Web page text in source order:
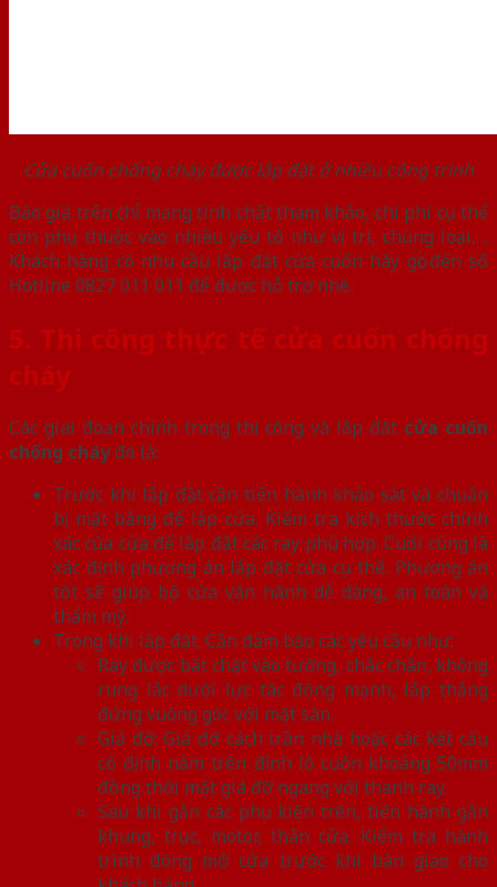
Cửa cuốn chống cháy được lắp đặt ở nhiều công trình
Báo giá trên chỉ mang tính chất tham khảo, chi phí cụ thể
còn phụ thuộc vào nhiều yếu tố như vị trí, chủng loại,…
Khách hàng có nhu cầu lắp đặt cửa cuốn hãy gọi đến số
Hotline 0827 011 011 để được hỗ trợ nhé.
5. Thi công thực tế cửa cuốn chống
cháy
Các giai đoạn chính trong thi công và lắp đặt cửa cuốn
chống cháyđó là:
Trước khi lắp đặt cần tiến hành khảo sát và chuẩn
bị mặt bằng để lắp cửa. Kiểm tra kích thước chính
xác của cửa để lắp đặt các ray phù hợp. Cuối cùng là
xác định phương án lắp đặt cửa cụ thể. Phương án
tốt sẽ giúp bộ cửa vận hành dễ dàng, an toàn và
thẩm mỹ.
Trong khi lắp đặt: Cần đảm bảo các yêu cầu như:
Ray được bắt chặt vào tường, chắc chắn, không
rung lắc dưới lực tác động mạnh, lắp thẳng
đứng vuông góc với mặt sàn.
Giá đỡ: Giá đỡ cách trần nhà hoặc các kết cấu
cố định nằm trên đỉnh lô cuốn khoảng 50mm
đồng thời mặt giá đỡ ngang với thanh ray.
Sau khi gắn các phụ kiện trên, tiến hành gắn
khung, trục, motor, thân cửa. Kiểm tra hành
trình đóng mở cửa trước khi bàn giao cho